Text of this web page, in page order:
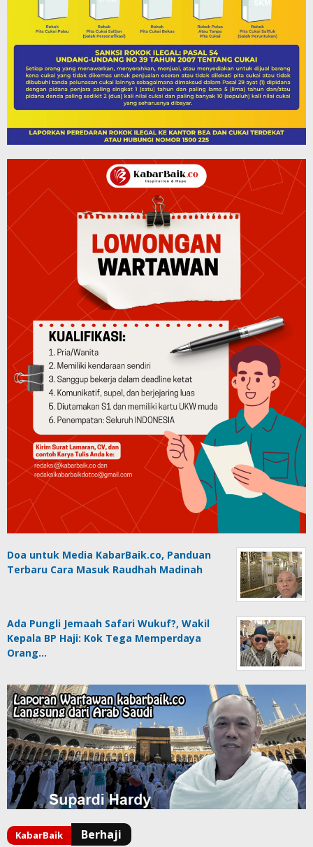
Doa untuk Media KabarBaik.co, Panduan
Terbaru Cara Masuk Raudhah Madinah
Ada Pungli Jemaah Safari Wukuf?, Wakil
Kepala BP Haji: Kok Tega Memperdaya
Orang…